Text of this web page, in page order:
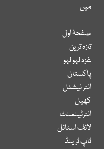
میں
صفحۂ اول
تازہ ترین
غزہ لہو لہو
پاکستان
انٹر نیشنل
کھیل
انٹرٹینمنٹ
لائف اسٹائل
ٹاپ ٹرینڈ